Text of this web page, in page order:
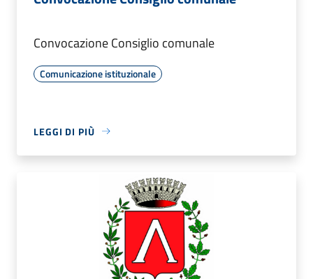
Convocazione Consiglio comunale
Comunicazione istituzionale
LEGGI DI PIÙ